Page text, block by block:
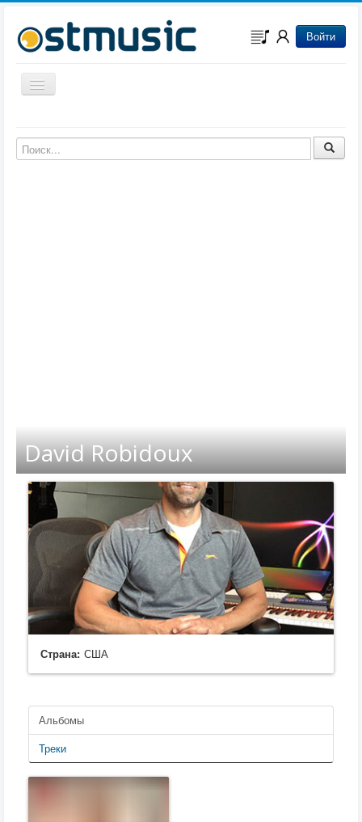
Войти
Включить/выключить навигацию
Музыка из мультфильмов
Музыка из сериалов
David Robidoux
Страна: США
Альбомы
Треки